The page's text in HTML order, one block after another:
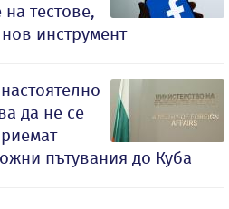
тестове,
инструмент
да не се
пътувания до Куба